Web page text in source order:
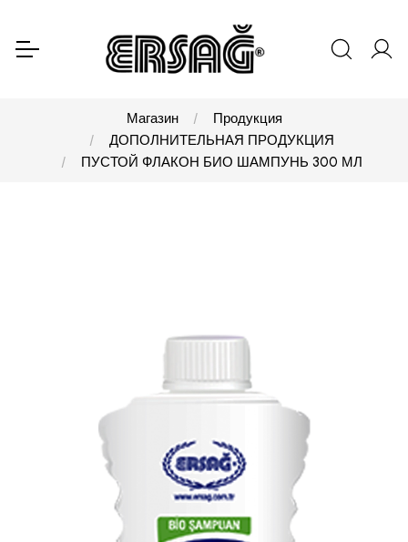
Магазин
Продукция
ДОПОЛНИТЕЛЬНАЯ ПРОДУКЦИЯ
ПУСТОЙ ФЛАКОН БИО ШАМПУНЬ 300 МЛ